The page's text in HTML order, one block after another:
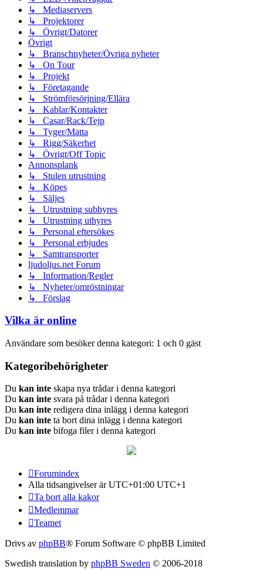
↳ Mediaservers
↳ Projektorer
↳ Övrigt/Datorer
Övrigt
↳ Branschnyheter/Övriga nyheter
↳ On Tour
↳ Projekt
↳ Företagande
↳ Strömförsörjning/Ellära
↳ Kablar/Kontakter
↳ Casar/Rack/Tejp
↳ Tyger/Matta
↳ Rigg/Säkerhet
↳ Övrigt/Off Topic
Annonsplank
↳ Stulen utrustning
↳ Köpes
↳ Säljes
↳ Utrustning subhyres
↳ Utrustning uthyres
↳ Personal eftersökes
↳ Personal erbjudes
↳ Samtransporter
ljudoljus.net Forum
↳ Information/Regler
↳ Nyheter/omröstningar
↳ Förslag
Vilka är online
Användare som besöker denna kategori: 1 och 0 gäst
Kategoribehörigheter
Du kan inte skapa nya trådar i denna kategori
Du kan inte svara på trådar i denna kategori
Du kan inte redigera dina inlägg i denna kategori
Du kan inte ta bort dina inlägg i denna kategori
Du kan inte bifoga filer i denna kategori
Forumindex
Alla tidsangivelser är UTC+01:00 UTC+1
Ta bort alla kakor
Medlemmar
Teamet
Drivs av phpBB® Forum Software © phpBB Limited
Swedish translation by phpBB Sweden © 2006-2018